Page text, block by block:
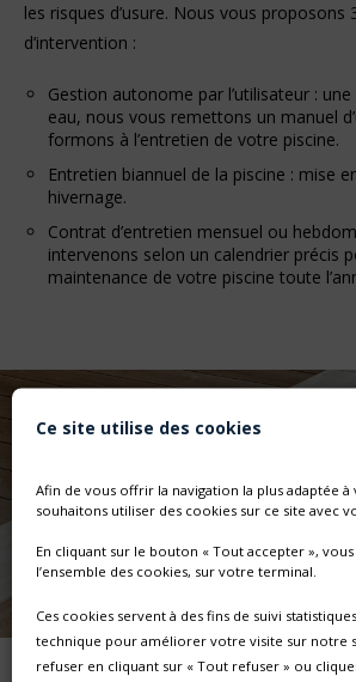
les risques d’usure. Nous vous proposons
d’intervention :
Gestion autonome par l’utilisateur :
eau, nous vous remettons un manuel
formons à l’entretien de votre piscine.
Entretien biannuel de la piscine : mise
hivernage.
Contrat d’entretien mensuel ou
intervenons selon un calendrier précis
maintenance de votre piscine toute
Ce site utilise des cookies
Afin de vous offrir la navigation la plus adaptée à
souhaitons utiliser des cookies sur ce site avec
En cliquant sur le bouton « Tout accepter »,
l’ensemble des cookies, sur votre terminal.
Ces cookies servent à des fins de suivi
technique pour améliorer votre visite sur notre
refuser en cliquant sur « Tout refuser » ou